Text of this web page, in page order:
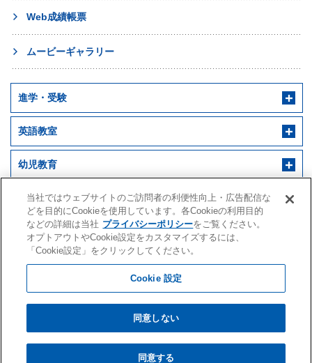
Web成績帳票
ムービーギャラリー
進学・受験
英語教室
幼児教育
幼児教室サンキッズ
医学部予備校
野田クルゼ
株式会社早稲田アカデミー
採用情報 閲覧環境
プライバシーポリシー
個人情報の利用目的・取扱いに関する公表事項
Copyright © 2009 WASEDA ACADEMY CO., LTD. All Rights Reserved.
当社ではウェブサイトのご訪問者の利便性向上・広告配信な
どを目的にCookieを使用しています。各Cookieの利用目的
などの詳細は当社 プライバシーポリシーをご覧ください。
オプトアウトやCookie設定をカスタマイズするには、
「Cookie設定」をクリックしてください。
Cookie 設定
同意しない
同意する